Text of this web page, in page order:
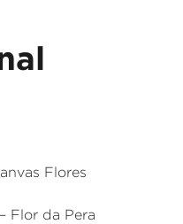
Flores
Flor da Pera